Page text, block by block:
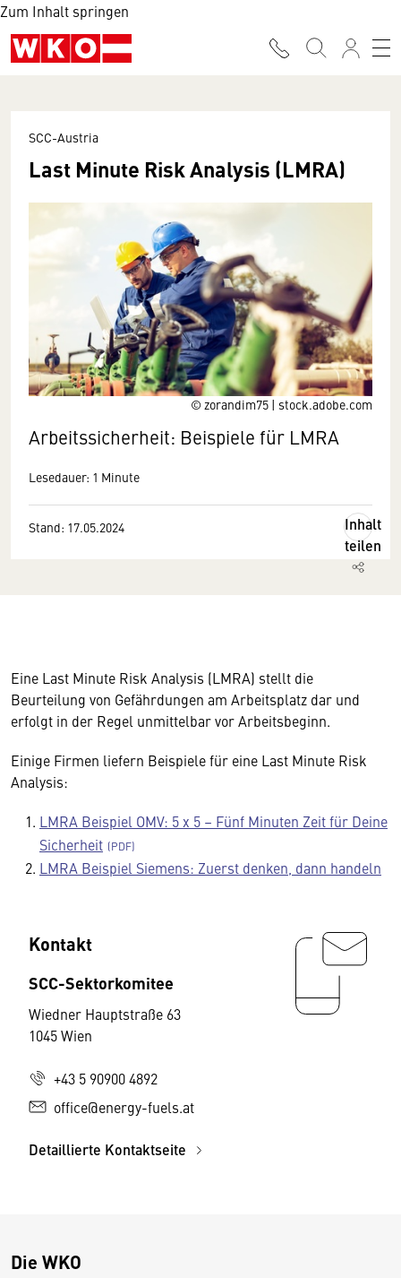
Zum Inhalt springen
© zorandim75 | stock.adobe.com
SCC-Austria
Last Minute Risk Analysis (LMRA)
Arbeitssicherheit: Beispiele für LMRA
Lesedauer: 1 Minute
Stand: 17.05.2024
Inhalt
teilen
Eine Last Minute Risk Analysis (LMRA) stellt die
Beurteilung von Gefährdungen am Arbeitsplatz dar und
erfolgt in der Regel unmittelbar vor Arbeitsbeginn.
Einige Firmen liefern Beispiele für eine Last Minute Risk
Analysis:
LMRA Beispiel OMV: 5 x 5 – Fünf Minuten Zeit für Deine
Sicherheit
LMRA Beispiel Siemens: Zuerst denken, dann handeln
Kontakt
SCC-Sektorkomitee
Wiedner Hauptstraße 63
1045 Wien
+43 5 90900 4892
office@energy-fuels.at
Detaillierte Kontaktseite
Die WKO